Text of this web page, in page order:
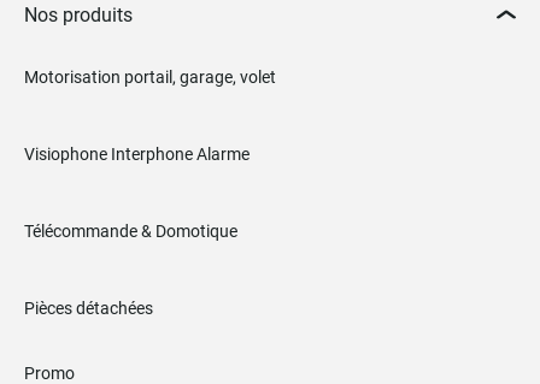
Nos produits
Motorisation portail, garage, volet
Visiophone Interphone Alarme
Télécommande & Domotique
Pièces détachées
Promo